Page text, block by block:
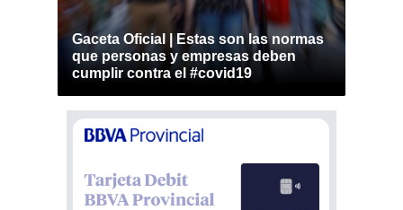
Gaceta Oficial | Estas son las normas
que personas y empresas deben
cumplir contra el #covid19